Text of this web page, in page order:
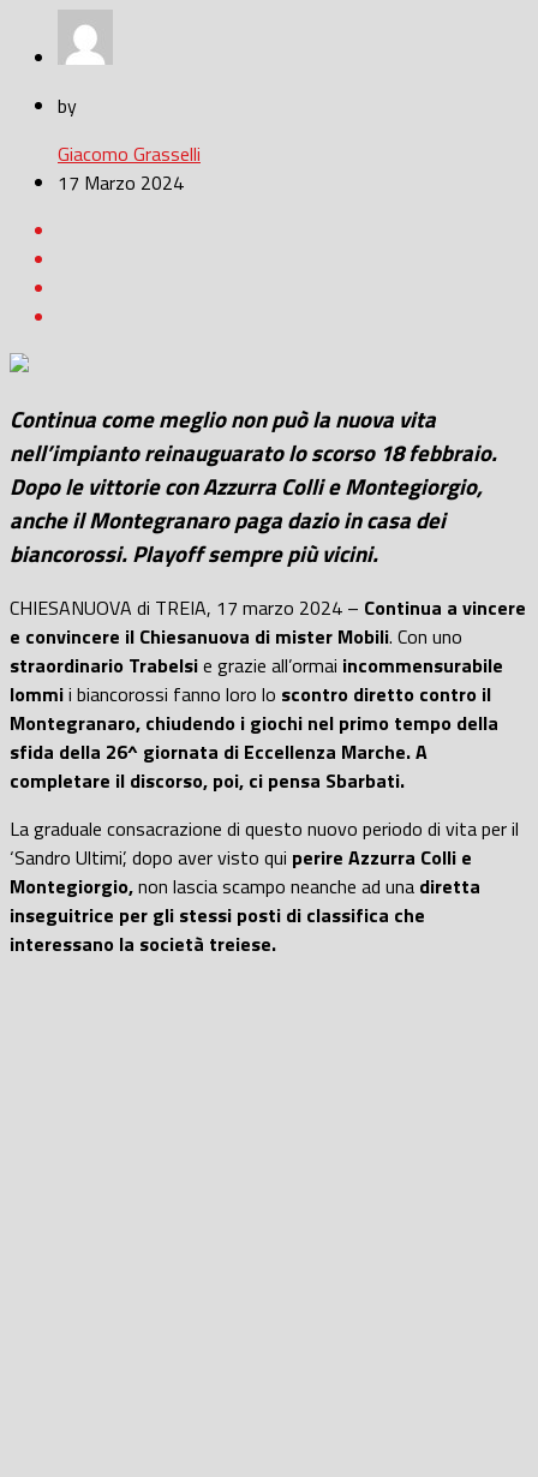
by
Giacomo Grasselli
17 Marzo 2024
Continua come meglio non può la nuova vita
nell’impianto reinauguarato lo scorso 18 febbraio.
Dopo le vittorie con Azzurra Colli e Montegiorgio,
anche il Montegranaro paga dazio in casa dei
biancorossi. Playoff sempre più vicini.
CHIESANUOVA di TREIA, 17 marzo 2024 – Continua a vincere
e convincere il Chiesanuova di mister Mobili. Con uno
straordinario Trabelsie grazie all’ormai incommensurabile
Iommii biancorossi fanno loro lo scontro diretto contro il
Montegranaro, chiudendo i giochi nel primo tempo della
sfida della 26^ giornata di Eccellenza Marche. A
completare il discorso, poi, ci pensa Sbarbati.
La graduale consacrazione di questo nuovo periodo di vita per il
‘Sandro Ultimi’, dopo aver visto qui perire Azzurra Colli e
Montegiorgio,non lascia scampo neanche ad una diretta
inseguitrice per gli stessi posti di classifica che
interessano la società treiese.